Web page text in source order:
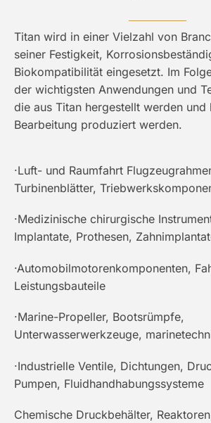
Titan wird in einer Vielzahl von
seiner Festigkeit,
Biokompatibilität eingesetzt. Im
der wichtigsten Anwendungen und
die aus Titan hergestellt werden
Bearbeitung produziert werden.
·Luft- und Raumfahrt
Turbinenblätter,
·Medizinische chirurgische
Implantate, Prothesen,
·Automobilmotorenkomponenten,
Leistungsbauteile
·Marine-Propeller, Bootsrümpfe,
Unterwasserwerkzeuge,
·Industrielle Ventile, Dichtungen,
Pumpen, Fluidhandhabungssysteme
Chemische Druckbehälter,